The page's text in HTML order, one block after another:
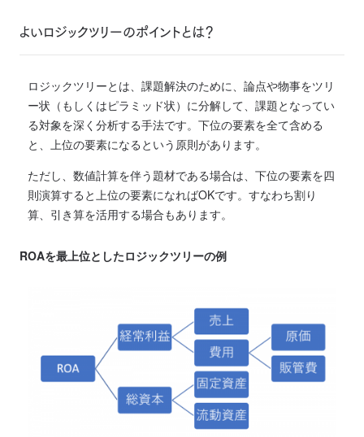
よいロジックツリーのポイントとは？
ロジックツリーとは、課題解決のために、論点や物事をツリ
ー状（もしくはピラミッド状）に分解して、課題となってい
る対象を深く分析する手法です。下位の要素を全て含める
と、上位の要素になるという原則があります。
ただし、数値計算を伴う題材である場合は、下位の要素を四
則演算すると上位の要素になればOKです。すなわち割り
算、引き算を活用する場合もあります。
ROAを最上位としたロジックツリーの例